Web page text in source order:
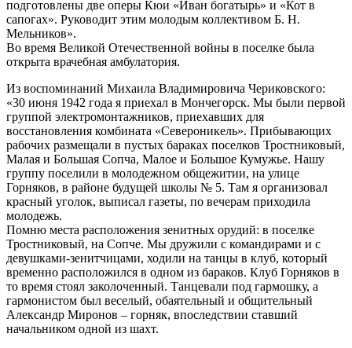
подготовлены две оперы Кюи «Иван богатырь» и «Кот в
сапогах». Руководит этим молодым коллективом Б. Н.
Мельников».
Во время Великой Отечественной войны в поселке была
открыта врачебная амбулатория.
Из воспоминаний Михаила Владимировича Чериковского:
«30 июня 1942 года я приехал в Мончегорск. Мы были первой
группой электромонтажников, приехавших для
восстановления комбината «Североникель». Прибывающих
рабочих размещали в пустых бараках поселков Тростниковый,
Малая и Большая Сопча, Малое и Большое Кумужье. Нашу
группу поселили в молодежном общежитии, на улице
Горняков, в районе будущей школы № 5. Там я организовал
красный уголок, выписал газеты, по вечерам приходила
молодежь.
Помню места расположения зенитных орудий: в поселке
Тростниковый, на Сопче. Мы дружили с командирами и с
девушками-зенитчицами, ходили на танцы в клуб, который
временно расположился в одном из бараков. Клуб Горняков в
то время стоял заколоченный. Танцевали под гармошку, а
гармонистом был веселый, обаятельный и общительный
Александр Миронов – горняк, впоследствии ставший
начальником одной из шахт.